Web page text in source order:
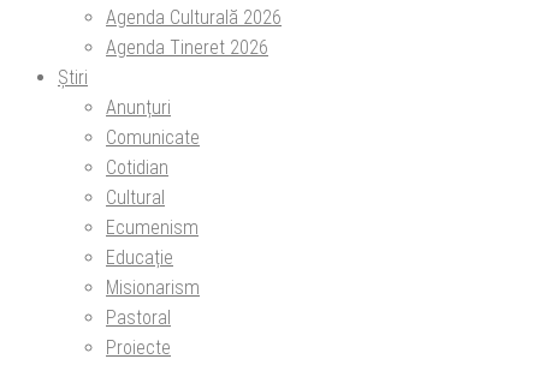
Agenda Culturală 2026
Agenda Tineret 2026
Știri
Anunțuri
Comunicate
Cotidian
Cultural
Ecumenism
Educație
Misionarism
Pastoral
Proiecte